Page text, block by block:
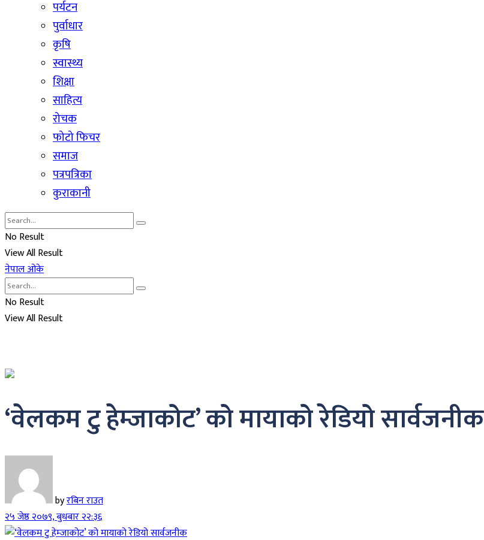
पर्यटन
पुर्वाधार
कृषि
स्वास्थ्य
शिक्षा
साहित्य
रोचक
फोटो फिचर
समाज
पत्रपत्रिका
कुराकानी
No Result
View All Result
नेपाल ओके
No Result
View All Result
‘वेलकम टु हेम्जाकोट’ को मायाको रेडियो सार्वजनीक
byरबिन राउत
२५ जेष्ठ २०७९, बुधबार २२:३६